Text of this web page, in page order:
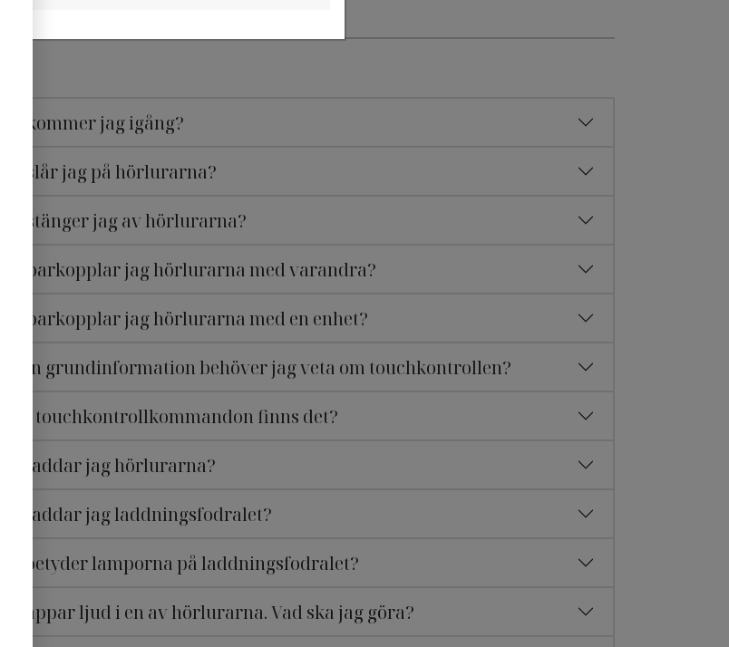
Hur kommer jag igång?
Hur slår jag på hörlurarna?
Hur stänger jag av hörlurarna?
Hur parkopplar jag hörlurarna med varandra?
Hur parkopplar jag hörlurarna med en enhet?
Vilken grundinformation behöver jag veta om touchkontrollen?
Vilka touchkontrollkommandon finns det?
Hur laddar jag hörlurarna?
Hur laddar jag laddningsfodralet?
Vad betyder lamporna på laddningsfodralet?
Jag tappar ljud i en av hörlurarna. Vad ska jag göra?